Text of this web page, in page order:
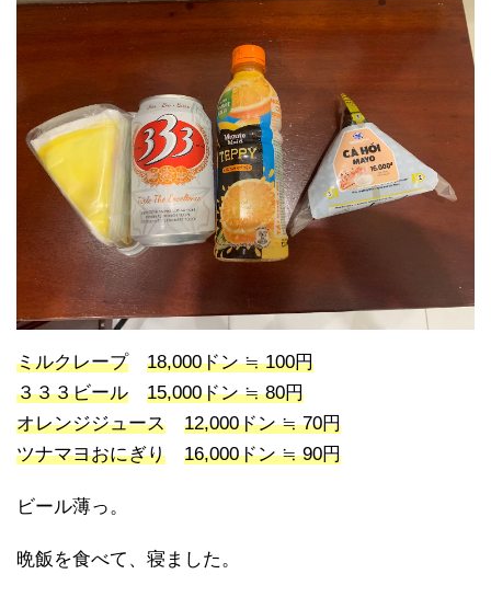
ミルクレープ
18,000ドン ≒ 100円
３３３ビール
15,000ドン ≒ 80円
オレンジジュース
12,000ドン ≒ 70円
ツナマヨおにぎり
16,000ドン ≒ 90円
ビール薄っ。
晩飯を食べて、寝ました。